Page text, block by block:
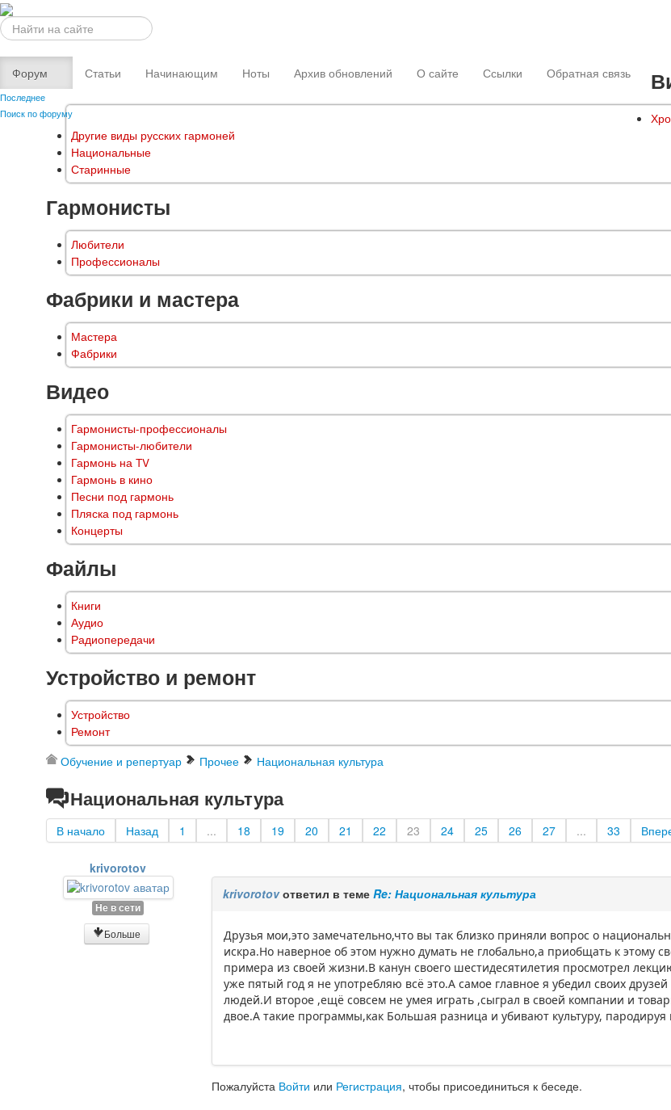
Искать...
Форум
Последнее
Поиск по форуму
Статьи Начинающим Ноты Архив обновлений О сайте Ссылки Обратная связь
Другие виды русских гармоней
Национальные
Старинные
Гармонисты
Любители
Профессионалы
Фабрики и мастера
Мастера
Фабрики
Видео
Гармонисты-профессионалы
Гармонисты-любители
Гармонь на TV
Гармонь в кино
Песни под гармонь
Пляска под гармонь
Концерты
Файлы
Книги
Аудио
Радиопередачи
Устройство и ремонт
Устройство
Ремонт
Обучение и репертуар Прочее Национальная культура
Национальная культура
В начало Назад 1 ... 18 19 20 21 22 23 24 25 26 27 ... 33
krivorotov
Не в сети
Больше
krivorotovответил в темеRe: Национальная культура
Друзья мои,это замечательно,что вы так близко приняли вопрос о
искра.Но наверное об этом нужно думать не глобально,а приобщать к этому
примера из своей жизни.В канун своего шестидесятилетия просмотрел
уже пятый год я не употребляю всё это.А самое главное я убедил своих
людей.И второе ,ещё совсем не умея играть ,сыграл в своей компании и
двое.А такие программы,как Большая разница и убивают культуру,
Пожалуйста Войти или Регистрация, чтобы присоединиться к беседе.